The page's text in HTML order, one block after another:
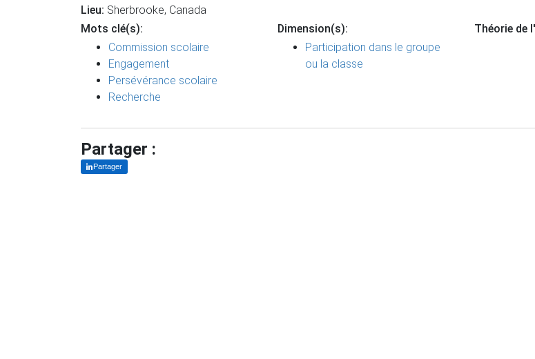
Lieu: Sherbrooke, Canada
Mots clé(s):
Commission scolaire
Engagement
Persévérance scolaire
Recherche
Dimension(s):
Participation dans le groupe
ou la classe
Théorie de
Partager :
Partager